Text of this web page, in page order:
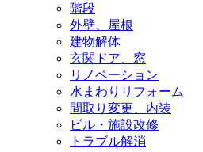
階段
外壁、屋根
建物解体
玄関ドア、窓
リノベーション
水まわりリフォーム
間取り変更、内装
ビル・施設改修
トラブル解消